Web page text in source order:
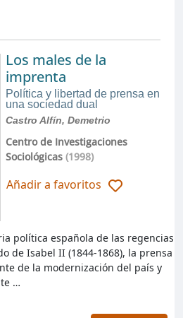
Los males de la
imprenta
Política y libertad de prensa en
una sociedad dual
Castro Alfín, Demetrio
Centro de Investigaciones
Sociológicas(1998)
Añadir a favoritos
política española de las regencias
de Isabel II (1844-1868), la prensa
de la modernización del país y
…